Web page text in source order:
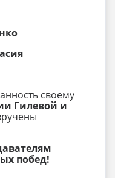
своему
Гилевой и
побед!